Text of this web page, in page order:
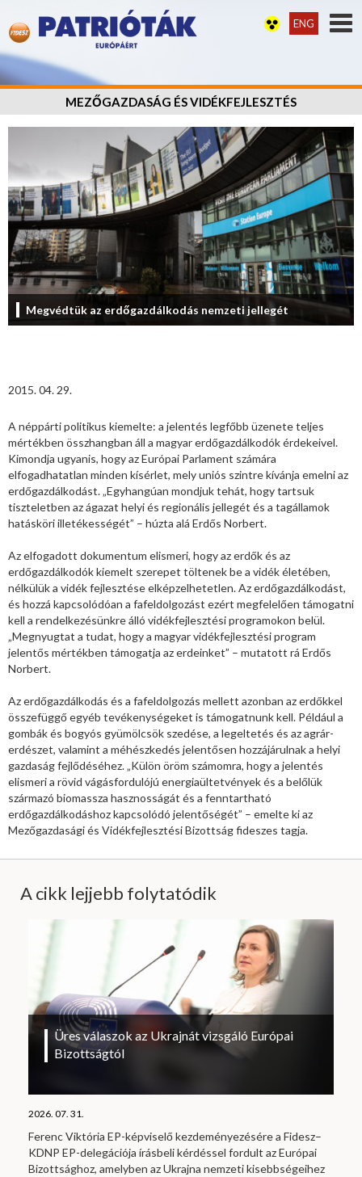
ENG
MEZŐGAZDASÁG ÉS VIDÉKFEJLESZTÉS
Megvédtük az erdőgazdálkodás nemzeti jellegét
2015. 04. 29.
A néppárti politikus kiemelte: a jelentés legfőbb üzenete teljes
mértékben összhangban áll a magyar erdőgazdálkodók érdekeivel.
Kimondja ugyanis, hogy az Európai Parlament számára
elfogadhatatlan minden kísérlet, mely uniós szintre kívánja emelni az
erdőgazdálkodást. „Egyhangúan mondjuk tehát, hogy tartsuk
tiszteletben az ágazat helyi és regionális jellegét és a tagállamok
hatásköri illetékességét” – húzta alá Erdős Norbert.
Az elfogadott dokumentum elismeri, hogy az erdők és az
erdőgazdálkodók kiemelt szerepet töltenek be a vidék életében,
nélkülük a vidék fejlesztése elképzelhetetlen. Az erdőgazdálkodást,
és hozzá kapcsolódóan a fafeldolgozást ezért megfelelően támogatni
kell a rendelkezésünkre álló vidékfejlesztési programokon belül.
„Megnyugtat a tudat, hogy a magyar vidékfejlesztési program
jelentős mértékben támogatja az erdeinket” – mutatott rá Erdős
Norbert.
Az erdőgazdálkodás és a fafeldolgozás mellett azonban az erdőkkel
összefüggő egyéb tevékenységeket is támogatnunk kell. Például a
gombák és bogyós gyümölcsök szedése, a legeltetés és az agrár-
erdészet, valamint a méhészkedés jelentősen hozzájárulnak a helyi
gazdaság fejlődéséhez. „Külön öröm számomra, hogy a jelentés
elismeri a rövid vágásfordulójú energiaültetvények és a belőlük
származó biomassza hasznosságát és a fenntartható
erdőgazdálkodáshoz kapcsolódó jelentőségét” – emelte ki az
Mezőgazdasági és Vidékfejlesztési Bizottság fideszes tagja.
A cikk lejjebb folytatódik
Üres válaszok az Ukrajnát vizsgáló Európai
Bizottságtól
2026. 07. 31.
Ferenc Viktória EP-képviselő kezdeményezésére a Fidesz–
KDNP EP-delegációja írásbeli kérdéssel fordult az Európai
Bizottsághoz, amelyben az Ukrajna nemzeti kisebbségeihez